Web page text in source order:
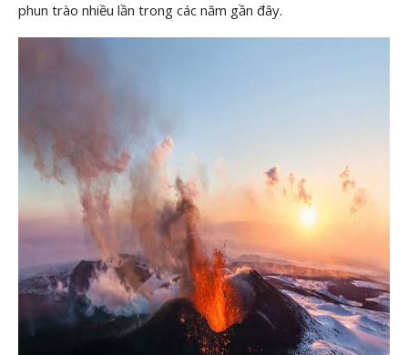
phun trào nhiều lần trong các năm gần đây.